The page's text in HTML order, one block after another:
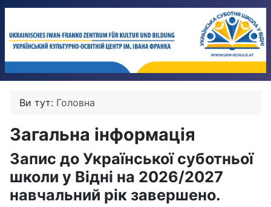
Ви тут: Головна
Загальна інформація
Запис до Української суботньої
школи у Відні на 2026/2027
навчальний рік завершено.